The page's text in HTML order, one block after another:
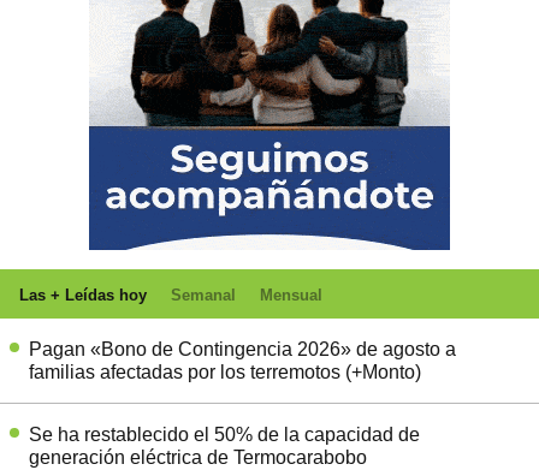
Las + Leídas hoy Semanal Mensual
Pagan «Bono de Contingencia 2026» de agosto a
familias afectadas por los terremotos (+Monto)
Se ha restablecido el 50% de la capacidad de
generación eléctrica de Termocarabobo